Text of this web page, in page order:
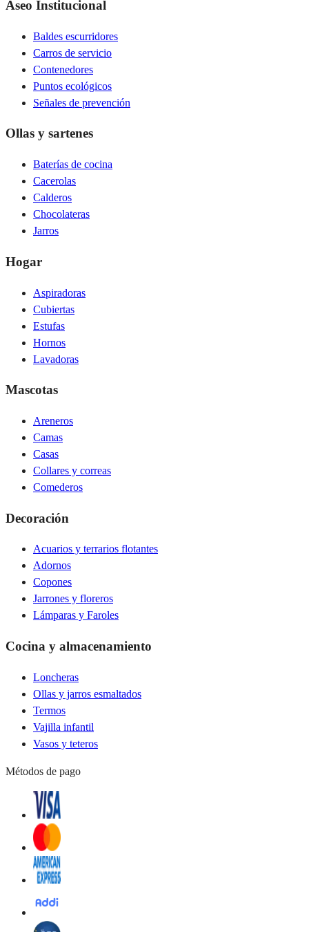
Aseo Institucional
Baldes escurridores
Carros de servicio
Contenedores
Puntos ecológicos
Señales de prevención
Ollas y sartenes
Baterías de cocina
Cacerolas
Calderos
Chocolateras
Jarros
Hogar
Aspiradoras
Cubiertas
Estufas
Hornos
Lavadoras
Mascotas
Areneros
Camas
Casas
Collares y correas
Comederos
Decoración
Acuarios y terrarios flotantes
Adornos
Copones
Jarrones y floreros
Lámparas y Faroles
Cocina y almacenamiento
Loncheras
Ollas y jarros esmaltados
Termos
Vajilla infantil
Vasos y teteros
Métodos de pago